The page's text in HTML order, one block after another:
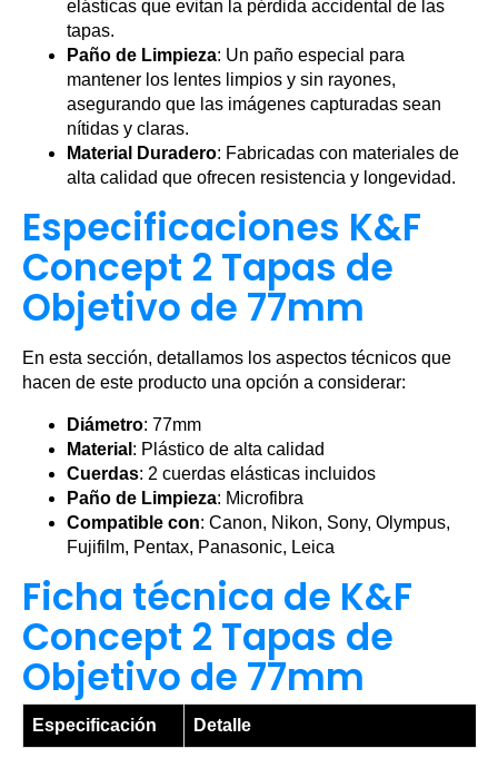
elásticas que evitan la pérdida accidental de las
tapas.
Paño de Limpieza: Un paño especial para
mantener los lentes limpios y sin rayones,
asegurando que las imágenes capturadas sean
nítidas y claras.
Material Duradero: Fabricadas con materiales de
alta calidad que ofrecen resistencia y longevidad.
Especificaciones K&F
Concept 2 Tapas de
Objetivo de 77mm
En esta sección, detallamos los aspectos técnicos que
hacen de este producto una opción a considerar:
Diámetro: 77mm
Material : Plástico de alta calidad
Cuerdas: 2 cuerdas elásticas incluidos
Paño de Limpieza: Microfibra
Compatible con: Canon, Nikon, Sony, Olympus,
Fujifilm, Pentax, Panasonic, Leica
Ficha técnica de K&F
Concept 2 Tapas de
Objetivo de 77mm
Especificación Detalle